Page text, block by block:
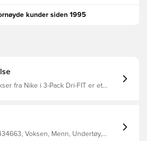
kunder siden 1995
fra Nike i 3-Pack Dri-FIT er et
og 8% elastan.
Voksen, Menn, Undertøy,